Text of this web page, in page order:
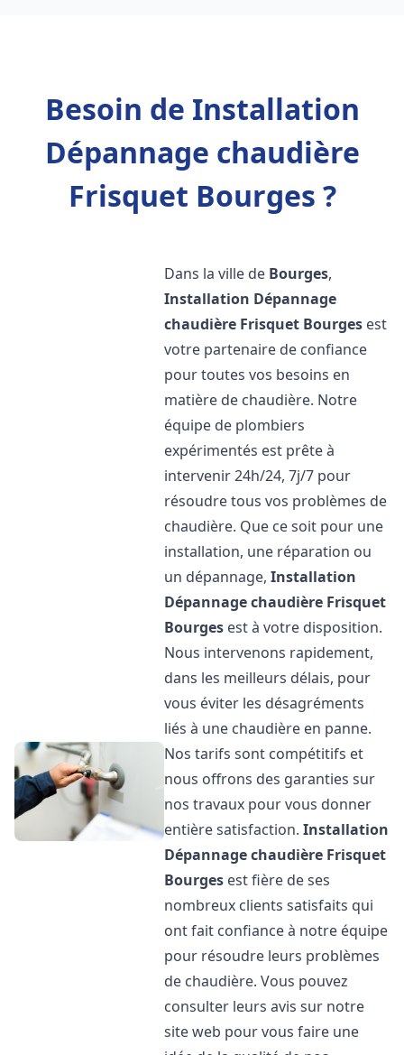
Besoin de Installation
Dépannage chaudière
Frisquet Bourges ?
Dans la ville de Bourges,
Installation Dépannage
chaudière Frisquet Bourges est
votre partenaire de confiance
pour toutes vos besoins en
matière de chaudière. Notre
équipe de plombiers
expérimentés est prête à
intervenir 24h/24, 7j/7 pour
résoudre tous vos problèmes de
chaudière. Que ce soit pour une
installation, une réparation ou
un dépannage,Installation
Dépannage chaudière Frisquet
Bourges est à votre disposition.
Nous intervenons rapidement,
dans les meilleurs délais, pour
vous éviter les désagréments
liés à une chaudière en panne.
Nos tarifs sont compétitifs et
nous offrons des garanties sur
nos travaux pour vous donner
entière satisfaction.Installation
Dépannage chaudière Frisquet
Bourges est fière de ses
nombreux clients satisfaits qui
ont fait confiance à notre équipe
pour résoudre leurs problèmes
de chaudière. Vous pouvez
consulter leurs avis sur notre
site web pour vous faire une